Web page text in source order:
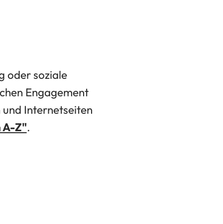
oder soziale
Engagement
Internetseiten
A-Z".